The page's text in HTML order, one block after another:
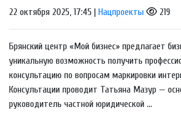
22 октября 2025, 17:45 | Нацпроекты 219
Брянский центр «Мой бизнес» предлагает
уникальную возможность получить
консультацию по вопросам маркировки
Консультации проводит Татьяна Мазур —
руководитель частной юридической ...